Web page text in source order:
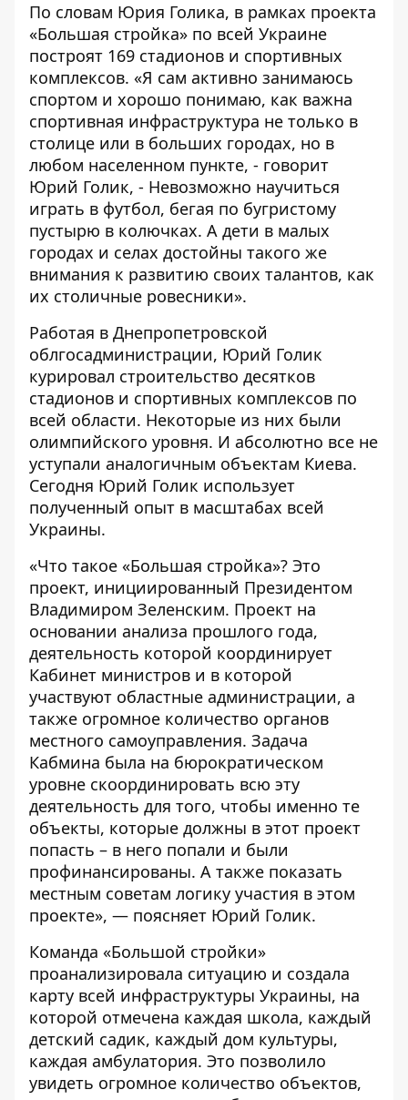
По словам Юрия Голика, в рамках проекта
«Большая стройка» по всей Украине
построят 169 стадионов и спортивных
комплексов. «Я сам активно занимаюсь
спортом и хорошо понимаю, как важна
спортивная инфраструктура не только в
столице или в больших городах, но в
любом населенном пункте, - говорит
Юрий Голик, - Невозможно научиться
играть в футбол, бегая по бугристому
пустырю в колючках. А дети в малых
городах и селах достойны такого же
внимания к развитию своих талантов, как
их столичные ровесники».
Работая в Днепропетровской
облгосадминистрации, Юрий Голик
курировал строительство десятков
стадионов и спортивных комплексов по
всей области. Некоторые из них были
олимпийского уровня. И абсолютно все не
уступали аналогичным объектам Киева.
Сегодня Юрий Голик использует
полученный опыт в масштабах всей
Украины.
«Что такое «Большая стройка»? Это
проект, инициированный Президентом
Владимиром Зеленским. Проект на
основании анализа прошлого года,
деятельность которой координирует
Кабинет министров и в которой
участвуют областные администрации, а
также огромное количество органов
местного самоуправления. Задача
Кабмина была на бюрократическом
уровне скоординировать всю эту
деятельность для того, чтобы именно те
объекты, которые должны в этот проект
попасть – в него попали и были
профинансированы. А также показать
местным советам логику участия в этом
проекте», — поясняет Юрий Голик.
Команда «Большой стройки»
проанализировала ситуацию и создала
карту всей инфраструктуры Украины, на
которой отмечена каждая школа, каждый
детский садик, каждый дом культуры,
каждая амбулатория. Это позволило
увидеть огромное количество объектов,